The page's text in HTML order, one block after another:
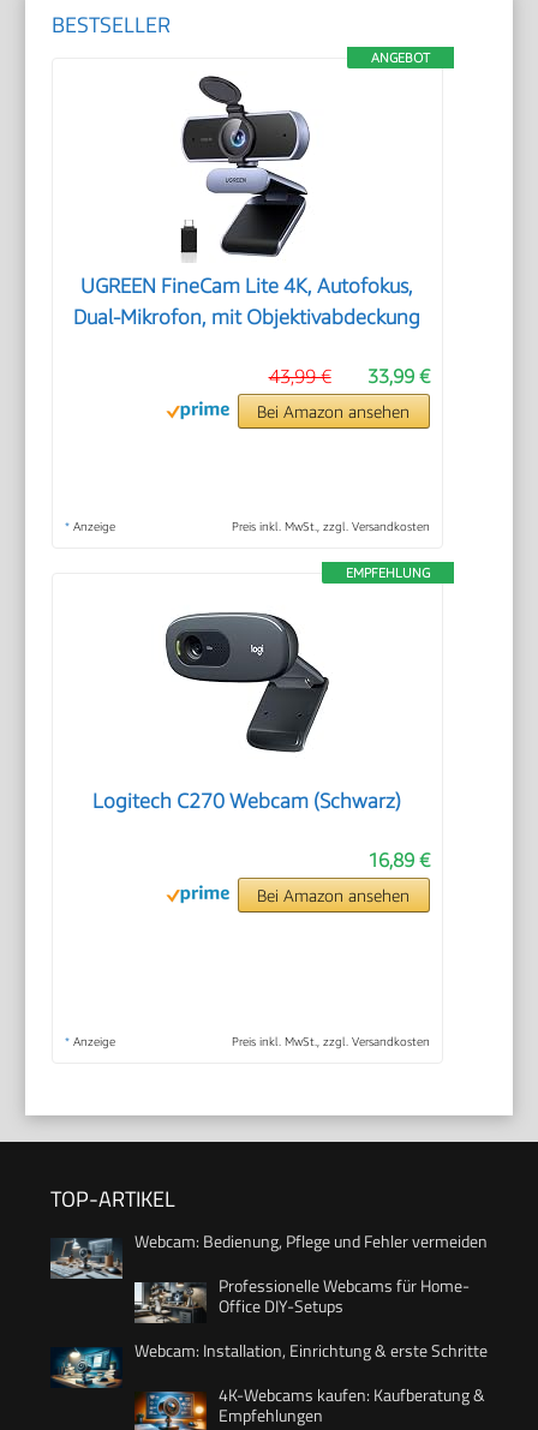
BESTSELLER
ANGEBOT
UGREEN FineCam Lite 4K, Autofokus,
Dual-Mikrofon, mit Objektivabdeckung
33,99 €
43,99 €
Bei Amazon ansehen
* Anzeige Preis inkl. MwSt., zzgl. Versandkosten
EMPFEHLUNG
Logitech C270 Webcam (Schwarz)
16,89 €
Bei Amazon ansehen
* Anzeige Preis inkl. MwSt., zzgl. Versandkosten
TOP-ARTIKEL
Webcam: Bedienung, Pflege und Fehler vermeiden
Professionelle Webcams für Home-
Office DIY-Setups
Webcam: Installation, Einrichtung & erste Schritte
4K-Webcams kaufen: Kaufberatung &
Empfehlungen